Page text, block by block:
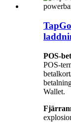
POS-
POS-
Wallet.